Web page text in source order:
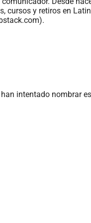
y retiros en
intentado nombrar